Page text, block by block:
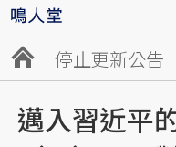
停止更新公告
邁入習近平